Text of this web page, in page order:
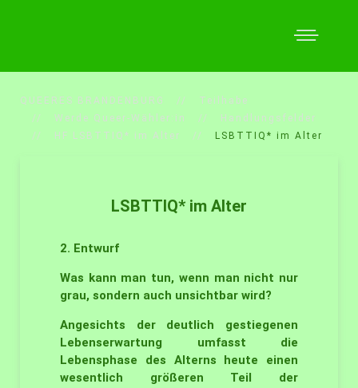
QUEERES BRANDENBURG
Teilhabe
Werde Queer-Wähler:in
Handlungsfelder
HF LSBTTIQ* im Alter
LSBTTIQ* im Alter
LSBTTIQ* im Alter
2. Entwurf
Was kann man tun, wenn man nicht nur
grau, sondern auch unsichtbar wird?
Angesichts der deutlich gestiegenen
Lebenserwartung umfasst die
Lebensphase des Alterns heute einen
wesentlich größeren Teil der